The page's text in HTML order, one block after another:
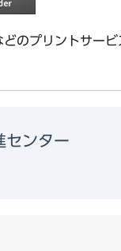
のプリントサー
ンター